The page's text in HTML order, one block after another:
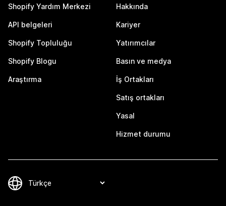
Shopify Yardım Merkezi
API belgeleri
Shopify Topluluğu
Shopify Blogu
Araştırma
Hakkında
Kariyer
Yatırımcılar
Basın ve medya
İş Ortakları
Satış ortakları
Yasal
Hizmet durumu